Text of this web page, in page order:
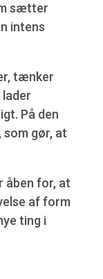
sætter
intens
tænker
På den
gør, at
åben for, at
af form
ting i